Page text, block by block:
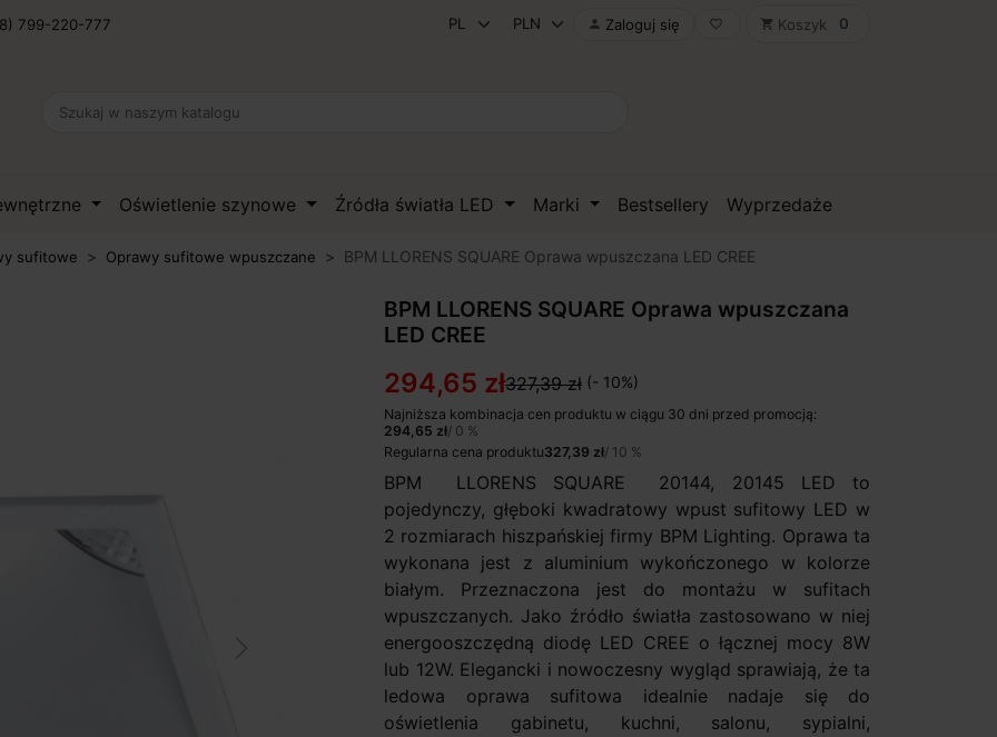
799-220-777  Zaloguj się favorite_border shopping_cart Koszyk 0
Oświetlenie szynowe Źródła światła LED Marki Bestsellery Wyprzedaże
sufitowe Oprawy sufitowe wpuszczane BPM LLORENS SQUARE Oprawa wpuszczana LED CREE
BPM LLORENS SQUARE Oprawa wpuszczana
LED CREE
294,65 zł327,39 zł (- 10%)
Najniższa kombinacja cen produktu w ciągu 30 dni przed promocją:
294,65 zł/ 0 %
Regularna cena produktu327,39 zł/ 10 %
BPM LLORENS SQUARE 20144, 20145 LED to
pojedynczy, głęboki kwadratowy wpust sufitowy LED w
2 rozmiarach hiszpańskiej firmy BPM Lighting. Oprawa ta
wykonana jest z aluminium wykończonego w kolorze
białym. Przeznaczona jest do montażu w sufitach
wpuszczanych. Jako źródło światła zastosowano w niej
energooszczędną diodę LED CREE o łącznej mocy 8W
lub 12W. Elegancki i nowoczesny wygląd sprawiają, że ta
ledowa oprawa sufitowa idealnie nadaje się do
oświetlenia gabinetu, kuchni, salonu, sypialni,